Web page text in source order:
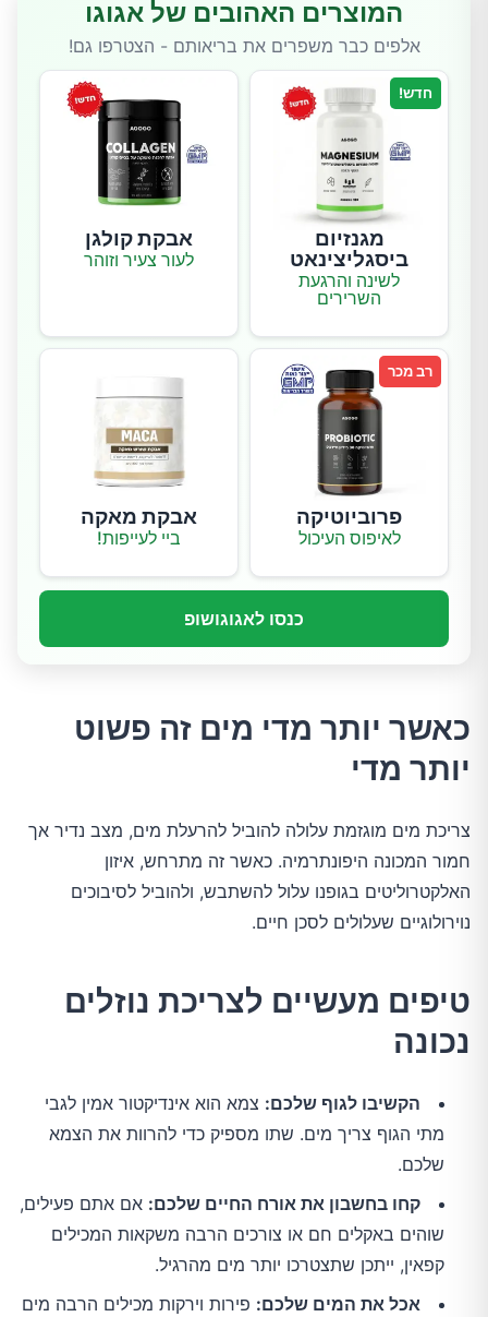
המוצרים האהובים של אגוגו
אלפים כבר משפרים את בריאותם - הצטרפו גם!
חדש!
מגנזיום
ביסגליצינאט
לשינה והרגעת
השרירים
אבקת קולגן
לעור צעיר וזוהר
רב מכר
פרוביוטיקה
לאיפוס העיכול
אבקת מאקה
ביי לעייפות!
כנסו לאגוגושופ
כאשר יותר מדי מים זה פשוט
יותר מדי
צריכת מים מוגזמת עלולה להוביל להרעלת מים, מצב נדיר אך
חמור המכונה היפונתרמיה. כאשר זה מתרחש, איזון
האלקטרוליטים בגופנו עלול להשתבש, ולהוביל לסיבוכים
נוירולוגיים שעלולים לסכן חיים.
טיפים מעשיים לצריכת נוזלים
נכונה
הקשיבו לגוף שלכם: צמא הוא אינדיקטור אמין לגבי
מתי הגוף צריך מים. שתו מספיק כדי להרוות את הצמא
שלכם.
קחו בחשבון את אורח החיים שלכם: אם אתם פעילים,
שוהים באקלים חם או צורכים הרבה משקאות המכילים
קפאין, ייתכן שתצטרכו יותר מים מהרגיל.
אכל את המים שלכם: פירות וירקות מכילים הרבה מים